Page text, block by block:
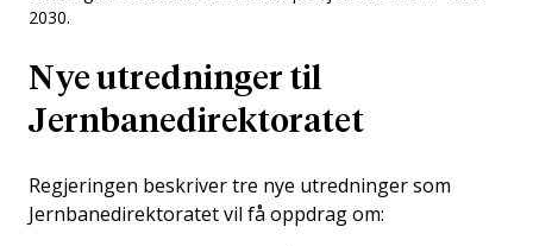
2030.
Nye utredninger til
Jernbanedirektoratet
Regjeringen beskriver tre nye utredninger som
Jernbanedirektoratet vil få oppdrag om: